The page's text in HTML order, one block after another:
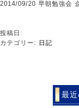
2014/09/20 早朝勉強会
投稿日:
カテゴリー:
日記
最